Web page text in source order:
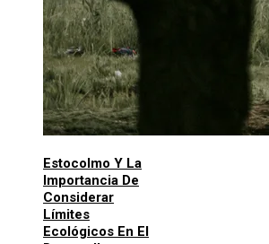
Estocolmo Y La
Importancia De
Considerar
Límites
Ecológicos En El